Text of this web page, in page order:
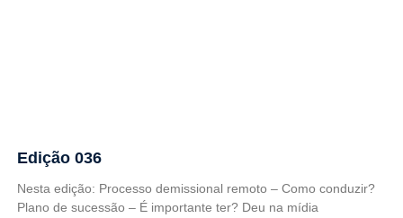
Edição 036
Nesta edição: Processo demissional remoto – Como conduzir?
Plano de sucessão – É importante ter? Deu na mídia